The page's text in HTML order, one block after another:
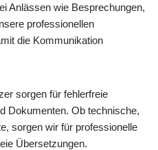
Anlässen wie Besprechungen,
professionellen
die Kommunikation
sorgen für fehlerfreie
Dokumenten. Ob technische,
sorgen wir für professionelle
Übersetzungen.